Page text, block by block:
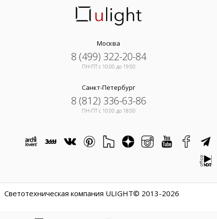
Москва
8 (499) 322-20-84
ПН-ПТ c 10:00 до 19:00
Санкт-Петербург
8 (812) 336-63-86
ПН-ПТ c 10:00 до 18:00
Светотехническая компания ULIGHT© 2013-2026